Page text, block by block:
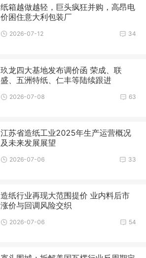
纸箱越做越轻，巨头疯狂并购，高昂电
价困住意大利包装厂
34
2026-07-12
玖龙四大基地发布调价函 荣成、联
盛、五洲特纸、仁丰等陆续跟进
63
2026-07-08
江苏省造纸工业2025年生产运营概况
及未来发展展望
33
2026-07-06
造纸行业再现大范围提价 业内料后市
涨价与回调风险交织
54
2026-07-06